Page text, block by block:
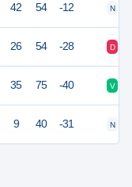
42 54 -12 N
26 54 -28 D
35 75 -40 V
9 40 -31 N